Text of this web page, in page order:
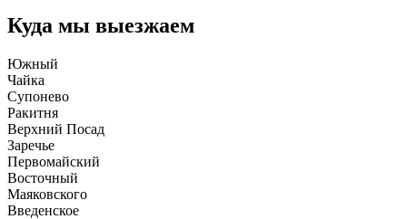
Куда мы выезжаем
Южный
Чайка
Супонево
Ракитня
Верхний Посад
Заречье
Первомайский
Восточный
Маяковского
Введенское